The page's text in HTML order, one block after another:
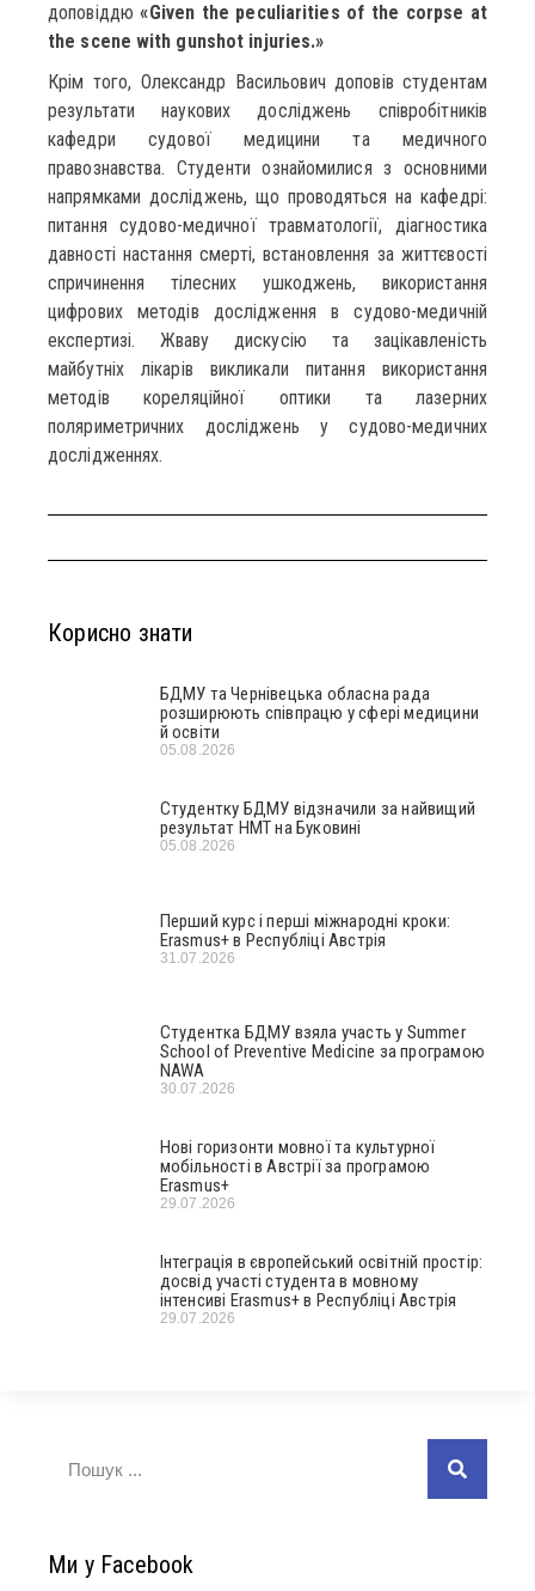
доповіддю«Given the peculiarities of the corpse at
the scene with gunshot injuries.»
Крім того, Олександр Васильович доповів студентам
результати наукових досліджень співробітників
кафедри судової медицини та медичного
правознавства. Студенти ознайомилися з основними
напрямками досліджень, що проводяться на кафедрі:
питання судово-медичної травматології, діагностика
давності настання смерті, встановлення за життєвості
спричинення тілесних ушкоджень, використання
цифрових методів дослідження в судово-медичній
експертизі. Жваву дискусію та зацікавленість
майбутніх лікарів викликали питання використання
методів кореляційної оптики та лазерних
поляриметричних досліджень у судово-медичних
дослідженнях.
Корисно знати
БДМУ та Чернівецька обласна рада
розширюють співпрацю у сфері медицини
й освіти
05.08.2026
Студентку БДМУ відзначили за найвищий
результат НМТ на Буковині
05.08.2026
Перший курс і перші міжнародні кроки:
Erasmus+ в Республіці Австрія
31.07.2026
Студентка БДМУ взяла участь у Summer
School of Preventive Medicine за програмою
NAWA
30.07.2026
Нові горизонти мовної та культурної
мобільності в Австрії за програмою
Erasmus+
29.07.2026
Інтеграція в європейський освітній простір:
досвід участі студента в мовному
інтенсиві Erasmus+ в Республіці Австрія
29.07.2026
Ми у Facebook